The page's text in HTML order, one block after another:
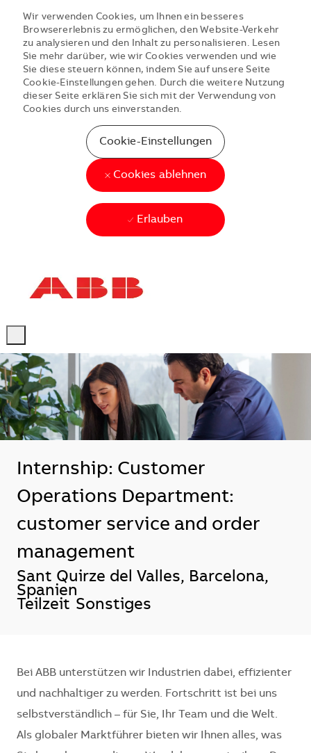
-
-
Wir verwenden Cookies, um Ihnen ein besseres
Browsererlebnis zu ermöglichen, den Website-Verkehr
zu analysieren und den Inhalt zu personalisieren. Lesen
Sie mehr darüber, wie wir Cookies verwenden und wie
Sie diese steuern können, indem Sie auf unsere Seite
Cookie-Einstellungen gehen. Durch die weitere Nutzung
dieser Seite erklären Sie sich mit der Verwendung von
Cookies durch uns einverstanden.
Cookie-Einstellungen
Cookies ablehnen
Erlauben
Internship: Customer
Operations Department:
customer service and order
management
Standort
Sant Quirze del Valles, Barcelona,
Spanien
Teilzeit Sonstiges
Bei ABB unterstützen wir Industrien dabei, effizienter
und nachhaltiger zu werden. Fortschritt ist bei uns
selbstverständlich – für Sie, Ihr Team und die Welt.
Als globaler Marktführer bieten wir Ihnen alles, was